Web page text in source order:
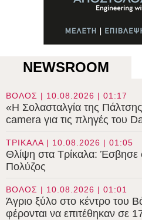
NEWSROOM
ΒΟΛΟΣ | 10.08.2026 | 01:17
«Η Σολασταλγία της
camera για τις πληγές του
ΤΡΙΚΑΛΑ | 10.08.2026 | 01:05
Θλίψη στα Τρίκαλα: Έσβησε
Πολύζος
ΒΟΛΟΣ | 10.08.2026 | 01:01
Άγριο ξύλο στο κέντρο του
φέρονται να επιτέθηκαν σε